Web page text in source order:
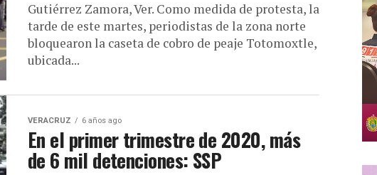
Gutiérrez Zamora, Ver. Como medida de protesta, la
tarde de este martes, periodistas de la zona norte
bloquearon la caseta de cobro de peaje Totomoxtle,
ubicada...
VERACRUZ 6 años ago
En el primer trimestre de 2020, más
de 6 mil detenciones: SSP